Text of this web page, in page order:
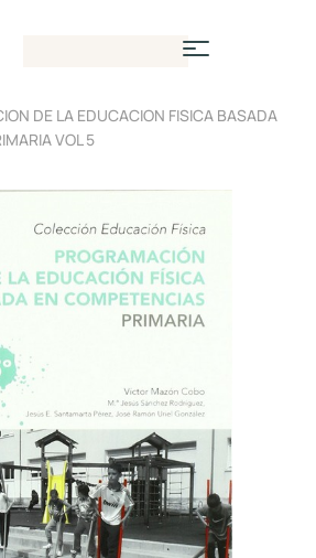
DE LA EDUCACION FISICA BASADA
VOL 5